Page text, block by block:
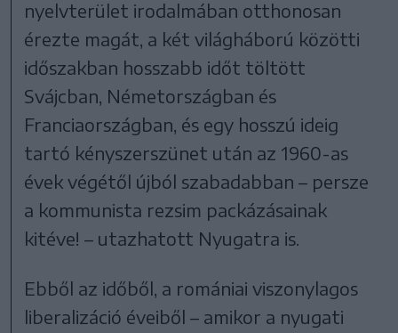
nyelvterület irodalmában otthonosan
érezte magát, a két világháború közötti
időszakban hosszabb időt töltött
Svájcban, Németországban és
Franciaországban, és egy hosszú ideig
tartó kényszerszünet után az 1960-as
évek végétől újból szabadabban – persze
a kommunista rezsim packázásainak
kitéve! – utazhatott Nyugatra is.
Ebből az időből, a romániai viszonylagos
liberalizáció éveiből – amikor a nyugati